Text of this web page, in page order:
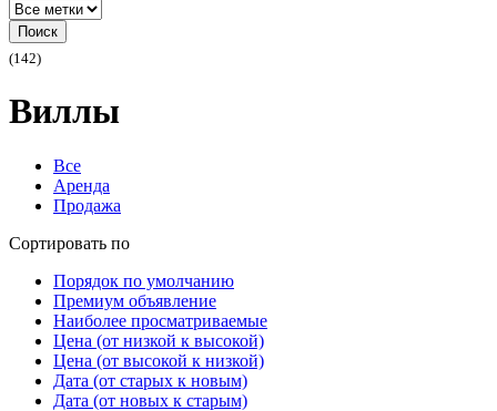
Поиск
(142)
Виллы
Все
Аренда
Продажа
Сортировать по
Порядок по умолчанию
Премиум объявление
Наиболее просматриваемые
Цена (от низкой к высокой)
Цена (от высокой к низкой)
Дата (от старых к новым)
Дата (от новых к старым)